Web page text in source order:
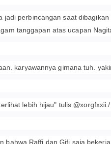
jadi perbincangan saat
tanggapan atas ucapan
karyawannya gimana tuh.
lebih hijau" tulis @xorgfxxii./
bahwa Raffi dan Gifi saja